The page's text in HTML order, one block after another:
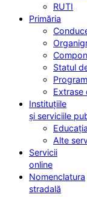
RUTI
Primăria
Statul
Extrase
Instituțiile
și serviciile
Educația
Alte
Servicii
online
Nomenclatura
stradală